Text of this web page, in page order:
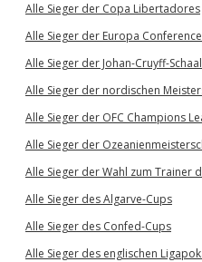
Alle Sieger der Copa Libertadores
Alle Sieger der Europa
Alle Sieger der Johan-Cruyff-Schaal
Alle Sieger der nordischen
Alle Sieger der OFC Champions
Alle Sieger der
Alle Sieger der Wahl zum Trainer
Alle Sieger des Algarve-Cups
Alle Sieger des Confed-Cups
Alle Sieger des englischen